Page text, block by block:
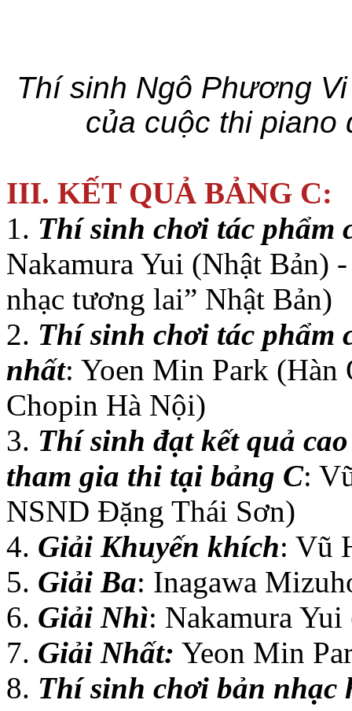
Thí sinh Ngô Phương
của cuộc thi piano
III. KẾT QUẢ BẢNG C:
1. Thí sinh chơi tác phẩm
Nakamura Yui (Nhật Bản)
nhạc tương lai” Nhật Bản)
2. Thí sinh chơi tác phẩm
nhất: Yoen Min Park (Hàn
Chopin Hà Nội)
3. Thí sinh đạt kết quả
tham gia thi tại bảng C:
NSND Đặng Thái Sơn)
4. Giải Khuyến khích: Vũ
5. Giải Ba: Inagawa
6. Giải Nhì: Nakamura
7. Giải Nhất: Yeon Min
8. Thí sinh chơi bản nhạc